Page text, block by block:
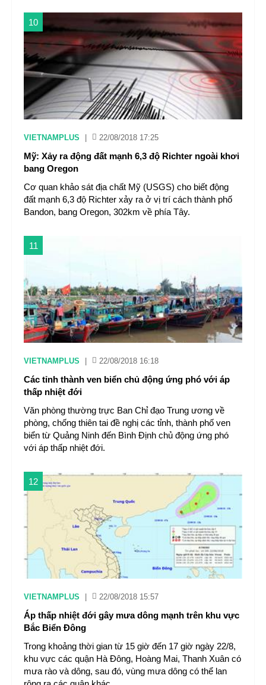
10
VIETNAMPLUS 22/08/2018 17:25
Mỹ: Xảy ra động đất mạnh 6,3 độ Richter ngoài khơi
bang Oregon
Cơ quan khảo sát địa chất Mỹ (USGS) cho biết động
đất mạnh 6,3 độ Richter xảy ra ở vị trí cách thành phố
Bandon, bang Oregon, 302km về phía Tây.
11
VIETNAMPLUS 22/08/2018 16:18
Các tỉnh thành ven biển chủ động ứng phó với áp
thấp nhiệt đới
Văn phòng thường trực Ban Chỉ đạo Trung ương về
phòng, chống thiên tai đề nghị các tỉnh, thành phố ven
biển từ Quảng Ninh đến Bình Định chủ động ứng phó
với áp thấp nhiệt đới.
12
VIETNAMPLUS 22/08/2018 15:57
Áp thấp nhiệt đới gây mưa dông mạnh trên khu vực
Bắc Biển Đông
Trong khoảng thời gian từ 15 giờ đến 17 giờ ngày 22/8,
khu vực các quận Hà Đông, Hoàng Mai, Thanh Xuân có
mưa rào và dông, sau đó, vùng mưa dông có thể lan